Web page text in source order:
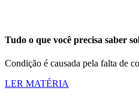
Tudo o que você precisa saber
Condição é causada pela falta de
LER MATÉRIA